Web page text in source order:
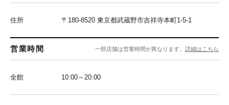
住所 〒180-8520 東京都武蔵野市吉祥寺本町1-5-1
営業時間 一部店舗は営業時間が異なります。 詳細はこちら
全館 10:00～20:00